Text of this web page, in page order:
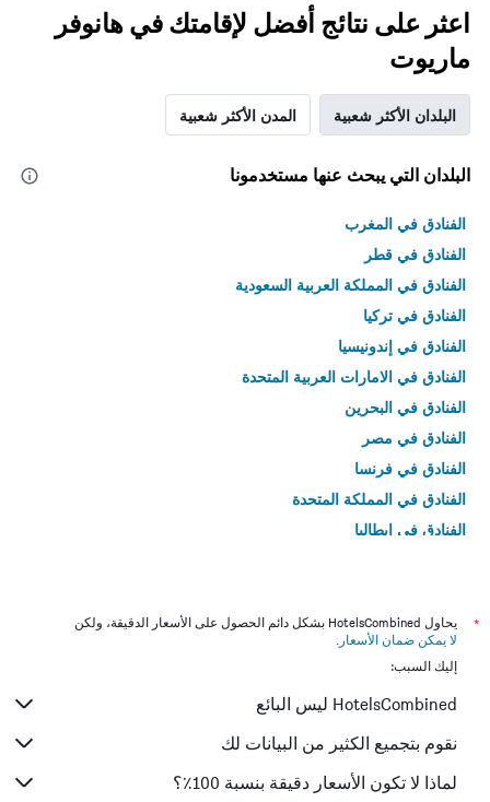
اعثر على نتائج أفضل لإقامتك في هانوفر
ماريوت
البلدان الأكثر شعبية المدن الأكثر شعبية
البلدان التي يبحث عنها مستخدمونا
الفنادق في المغرب
الفنادق في قطر
الفنادق في المملكة العربية السعودية
الفنادق في تركيا
الفنادق في إندونيسيا
الفنادق في الامارات العربية المتحدة
الفنادق في البحرين
الفنادق في مصر
الفنادق في فرنسا
الفنادق في المملكة المتحدة
الفنادق في إيطاليا
*
يحاول HotelsCombined بشكل دائم الحصول على الأسعار الدقيقة، ولكن
لا يمكن ضمان الأسعار .
إليك السبب:
HotelsCombined ليس البائع
نقوم بتجميع الكثير من البيانات لك
لماذا لا تكون الأسعار دقيقة بنسبة 100٪؟